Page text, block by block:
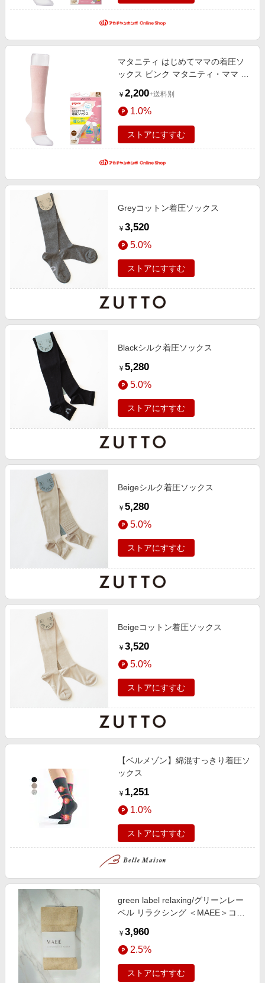
マタニティ はじめてママの着圧ソ
ックス ピンク マタニティ・ママ マ
アイテム
￥ 2,200+送料別
1.0%
ストアにすすむ
Greyコットン着圧ソックス
￥ 3,520
5.0%
ストアにすすむ
Blackシルク着圧ソックス
￥ 5,280
5.0%
ストアにすすむ
Beigeシルク着圧ソックス
￥ 5,280
5.0%
ストアにすすむ
Beigeコットン着圧ソックス
￥ 3,520
5.0%
ストアにすすむ
【ベルメゾン】綿混すっきり着圧ソ
ックス
￥ 1,251
1.0%
ストアにすすむ
green label relaxing/グリーンレー
ベル リラクシング ＜MAEE＞コン
ーリブ） / 着圧ソックス / 靴下
GOLD FREE
￥ 3,960
2.5%
ストアにすすむ